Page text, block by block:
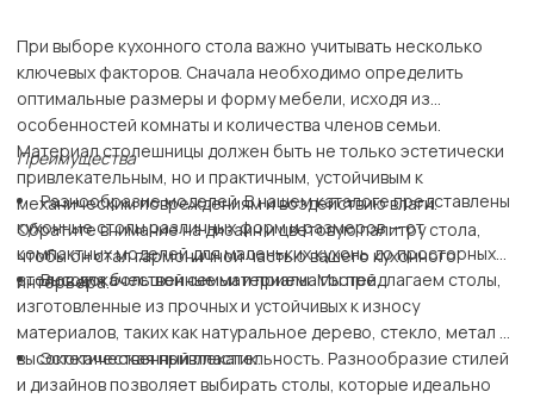
При выборе кухонного стола важно учитывать несколько
ключевых факторов. Сначала необходимо определить
оптимальные размеры и форму мебели, исходя из
особенностей комнаты и количества членов семьи.
Материал столешницы должен быть не только эстетически
привлекательным, но и практичным, устойчивым к
механическим повреждениям и воздействию влаги.
Обратите внимание на дизайн и цветовую палитру стола,
чтобы он стал гармоничной частью вашего кухонного
интерьера.
Преимущества
Разнообразие моделей. В нашем каталоге представлены
кухонные столы различных форм и размеров — от
компактных моделей для маленьких кухонь до просторных
столов для большой семьи и приема гостей.
Высококачественные материалы. Мы предлагаем столы,
изготовленные из прочных и устойчивых к износу
материалов, таких как натуральное дерево, стекло, метал и
высококачественный пластик.
Эстетическая привлекательность. Разнообразие стилей
и дизайнов позволяет выбирать столы, которые идеально